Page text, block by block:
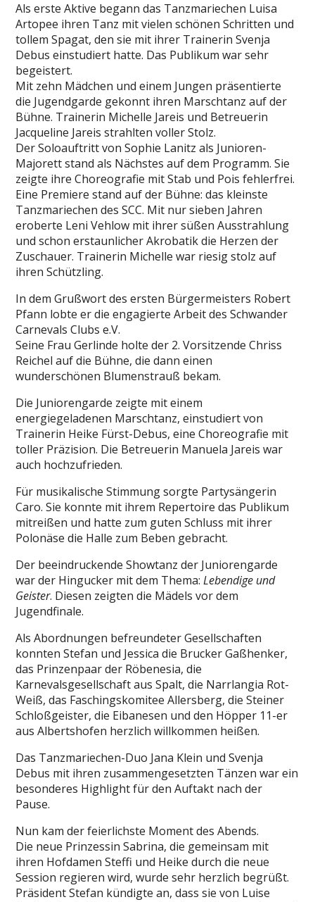
Als erste Aktive begann das Tanzmariechen Luisa
Artopee ihren Tanz mit vielen schönen Schritten und
tollem Spagat, den sie mit ihrer Trainerin Svenja
Debus einstudiert hatte. Das Publikum war sehr
begeistert.
Mit zehn Mädchen und einem Jungen präsentierte
die Jugendgarde gekonnt ihren Marschtanz auf der
Bühne. Trainerin Michelle Jareis und Betreuerin
Jacqueline Jareis strahlten voller Stolz.
Der Soloauftritt von Sophie Lanitz als Junioren-
Majorett stand als Nächstes auf dem Programm. Sie
zeigte ihre Choreografie mit Stab und Pois fehlerfrei.
Eine Premiere stand auf der Bühne: das kleinste
Tanzmariechen des SCC. Mit nur sieben Jahren
eroberte Leni Vehlow mit ihrer süßen Ausstrahlung
und schon erstaunlicher Akrobatik die Herzen der
Zuschauer. Trainerin Michelle war riesig stolz auf
ihren Schützling.
In dem Grußwort des ersten Bürgermeisters Robert
Pfann lobte er die engagierte Arbeit des Schwander
Carnevals Clubs e.V.
Seine Frau Gerlinde holte der 2. Vorsitzende Chriss
Reichel auf die Bühne, die dann einen
wunderschönen Blumenstrauß bekam.
Die Juniorengarde zeigte mit einem
energiegeladenen Marschtanz, einstudiert von
Trainerin Heike Fürst-Debus, eine Choreografie mit
toller Präzision. Die Betreuerin Manuela Jareis war
auch hochzufrieden.
Für musikalische Stimmung sorgte Partysängerin
Caro. Sie konnte mit ihrem Repertoire das Publikum
mitreißen und hatte zum guten Schluss mit ihrer
Polonäse die Halle zum Beben gebracht.
Der beeindruckende Showtanz der Juniorengarde
war der Hingucker mit dem Thema:Lebendige und
Geister. Diesen zeigten die Mädels vor dem
Jugendfinale.
Als Abordnungen befreundeter Gesellschaften
konnten Stefan und Jessica die Brucker Gaßhenker,
das Prinzenpaar der Röbenesia, die
Karnevalsgesellschaft aus Spalt, die Narrlangia Rot-
Weiß, das Faschingskomitee Allersberg, die Steiner
Schloßgeister, die Eibanesen und den Höpper 11-er
aus Albertshofen herzlich willkommen heißen.
Das Tanzmariechen-Duo Jana Klein und Svenja
Debus mit ihren zusammengesetzten Tänzen war ein
besonderes Highlight für den Auftakt nach der
Pause.
Nun kam der feierlichste Moment des Abends.
Die neue Prinzessin Sabrina, die gemeinsam mit
ihren Hofdamen Steffi und Heike durch die neue
Session regieren wird, wurde sehr herzlich begrüßt.
Präsident Stefan kündigte an, dass sie von Luise